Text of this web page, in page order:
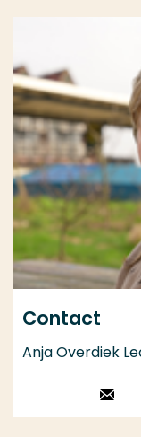
Contact
Anja Overdiek